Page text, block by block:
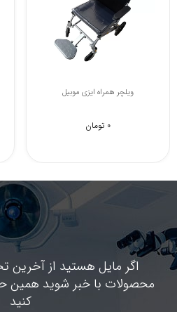
ویلچر همراه ایزی موبیل
0 تومان
اگر مایل هستید از آخرین
محصولات با خبر شوید همین
کنید